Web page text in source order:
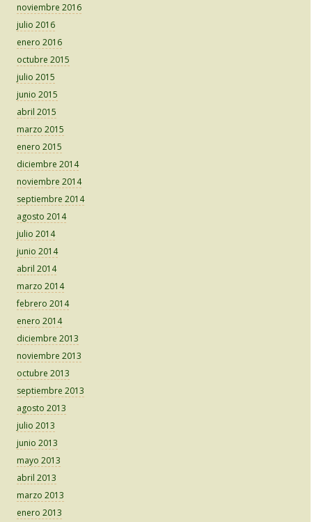
noviembre 2016
julio 2016
enero 2016
octubre 2015
julio 2015
junio 2015
abril 2015
marzo 2015
enero 2015
diciembre 2014
noviembre 2014
septiembre 2014
agosto 2014
julio 2014
junio 2014
abril 2014
marzo 2014
febrero 2014
enero 2014
diciembre 2013
noviembre 2013
octubre 2013
septiembre 2013
agosto 2013
julio 2013
junio 2013
mayo 2013
abril 2013
marzo 2013
enero 2013